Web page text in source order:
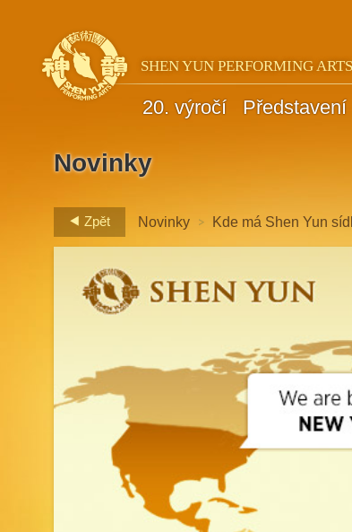
SHEN YUN PERFORMING ARTS
20. výročí Představení
Novinky
Zpět Novinky > Kde má Shen Yun